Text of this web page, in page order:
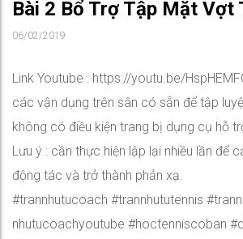
Bài 2 Bổ Trợ Tập Mặt Vợt
06/02/2019
Link Youtube : https://youtu.be/
các vận dụng trên sân có sẵn để tập
không có điều kiện trang bị dụng cụ hỗ
Lưu ý : cần thực hiện lập lại nhiều lần để
động tác và trở thành phản xạ.
#trannhutucoach #trannhututennis
nhutucoachyoutube #hoctenniscoban